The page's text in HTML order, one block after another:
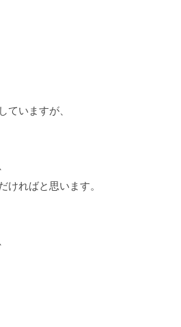
いますが、
ればと思います。